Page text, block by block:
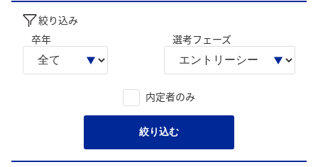
絞り込み
卒年
選考フェーズ
内定者のみ
絞り込む